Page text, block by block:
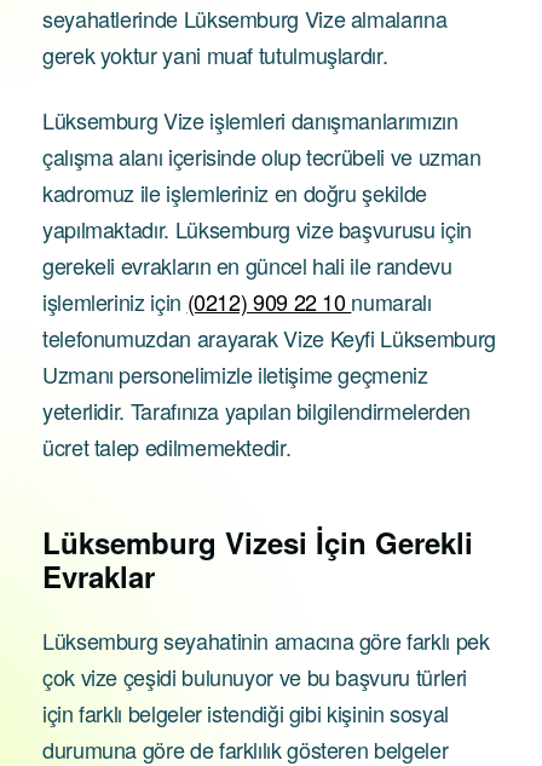
seyahatlerinde Lüksemburg Vize almalarına
gerek yoktur yani muaf tutulmuşlardır.
Lüksemburg Vize işlemleri danışmanlarımızın
çalışma alanı içerisinde olup tecrübeli ve uzman
kadromuz ile işlemleriniz en doğru şekilde
yapılmaktadır. Lüksemburg vize başvurusu için
gerekeli evrakların en güncel hali ile randevu
işlemleriniz için (0212) 909 22 10numaralı
telefonumuzdan arayarak Vize Keyfi Lüksemburg
Uzmanı personelimizle iletişime geçmeniz
yeterlidir. Tarafınıza yapılan bilgilendirmelerden
ücret talep edilmemektedir.
Lüksemburg Vizesi İçin Gerekli
Evraklar
Lüksemburg seyahatinin amacına göre farklı pek
çok vize çeşidi bulunuyor ve bu başvuru türleri
için farklı belgeler istendiği gibi kişinin sosyal
durumuna göre de farklılık gösteren belgeler